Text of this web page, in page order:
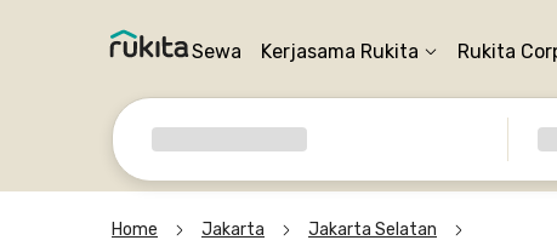
Sewa Kerjasama Rukita Rukita
Home Jakarta Jakarta Selatan